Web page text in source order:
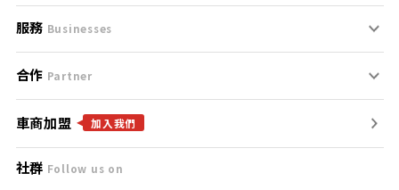
服務條款
免責聲明
隱私權政策
團隊
支援中心
聯絡我們
服務 Businesses
什麼是Goo鑑定？
找好車
找好店
合作 Partner
合作夥伴
廣告合作
車商加盟 加入我們
社群 Follow us on